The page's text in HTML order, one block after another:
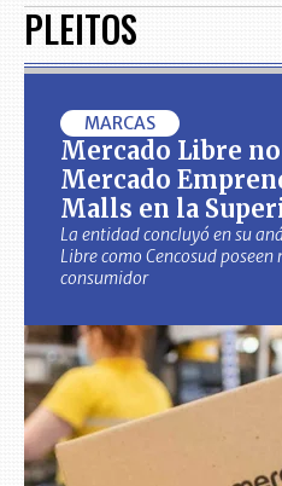
PLEITOS
MARCAS
Mercado Libre
Mercado
Malls en la
La entidad concluyó en su
Libre como Cencosud
consumidor